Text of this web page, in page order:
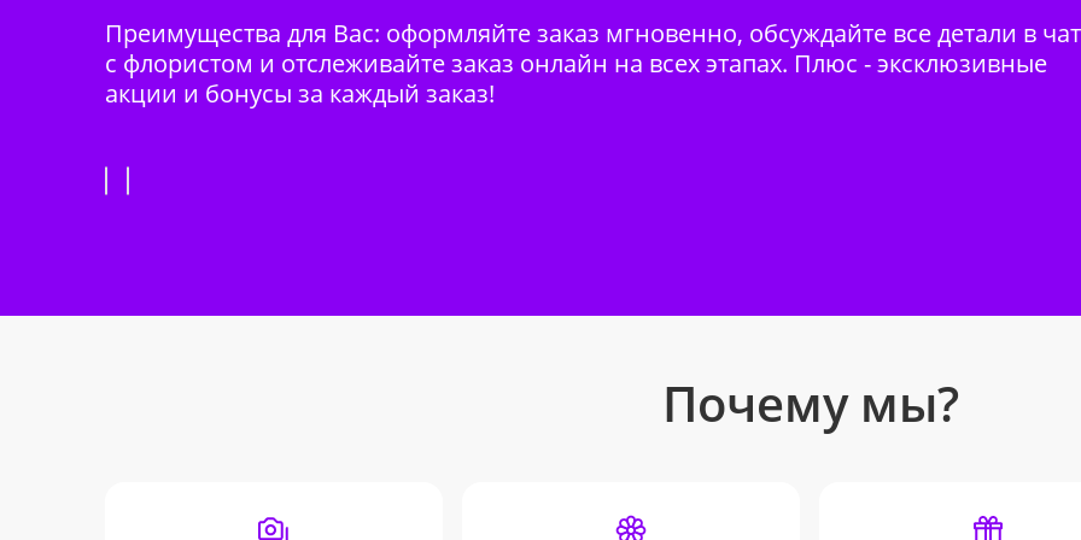
Преимущества для Вас: оформляйте заказ мгновенно, обсуждайте все детали в
с флористом и отслеживайте заказ онлайн на всех этапах. Плюс - эксклюзивные
акции и бонусы за каждый заказ!
Почему мы?